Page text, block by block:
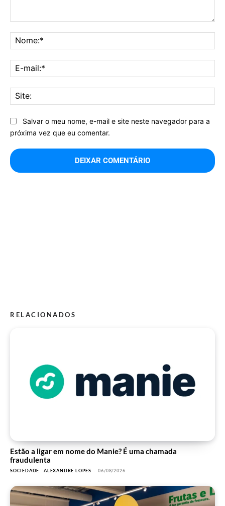
Salvar o meu nome, e-mail e site neste navegador para a
próxima vez que eu comentar.
RELACIONADOS
Estão a ligar em nome do Manie? É uma chamada
fraudulenta
SOCIEDADE ALEXANDRE LOPES - 06/08/2026